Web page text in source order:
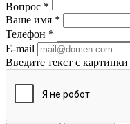
Вопрос *
Ваше имя *
Телефон *
E-mail
Введите текст с картинки